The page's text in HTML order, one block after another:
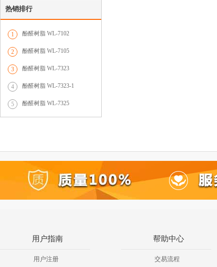
热销排行
1 酚醛树脂 WL-7102
2 酚醛树脂 WL-7105
3 酚醛树脂 WL-7323
4 酚醛树脂 WL-7323-1
5 酚醛树脂 WL-7325
用户指南
用户注册
帮助中心
交易流程